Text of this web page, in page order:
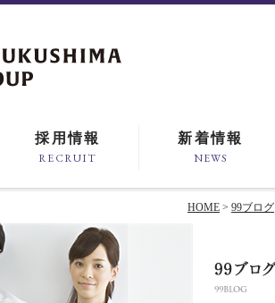
採用情報
RECRUIT
新着情報
NEWS
HOME > 99ブログ